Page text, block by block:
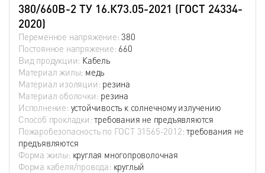
380/660В-2 ТУ 16.К73.05-2021 (ГОСТ 24334-
2020)
Переменное напряжение:380
Постоянное напряжение: 660
Вид продукции: Кабель
Материал жилы: медь
Материал изоляции: резина
Материал оболочки: резина
Исполнение: устойчивость к солнечному излучению
Способ прокладки:требования не предъявляются
Пожаробезопасность по ГОСТ 31565-2012:требования не
предъявляются
Форма жилы: круглая многопроволочная
Форма кабеля/провода: круглый